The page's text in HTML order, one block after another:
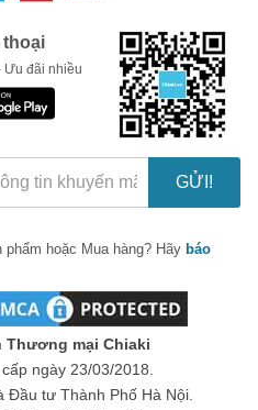
Ưu đãi nhiều
GỬI!
phẩm hoặc Mua hàng? Hãy báo
Thương mại Chiaki
ngày 23/03/2018.
Đầu tư Thành Phố Hà Nội.